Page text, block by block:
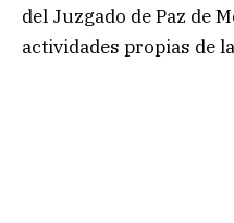
del Juzgado de Paz de
actividades propias de